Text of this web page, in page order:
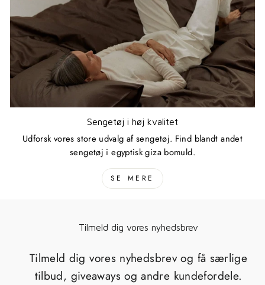
Sengetøj i høj kvalitet
Udforsk vores store udvalg af sengetøj. Find blandt andet
sengetøj i egyptisk giza bomuld.
SE MERE
Tilmeld dig vores nyhedsbrev
Tilmeld dig vores nyhedsbrev og få særlige
tilbud, giveaways og andre kundefordele.